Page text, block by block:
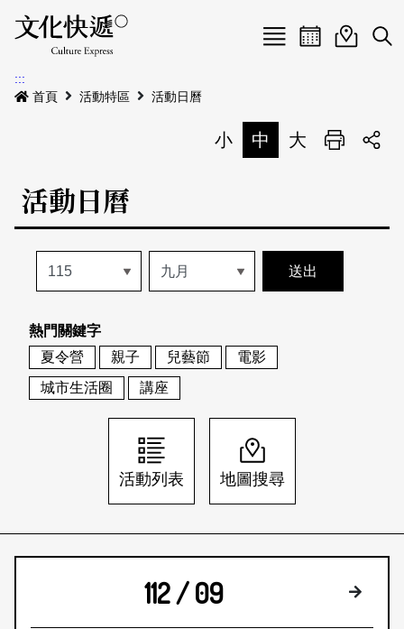
Menu
最新公告
本期專題
歷史專題
活動特區
活動列表
地圖搜尋
關於我們
關於我們
刊物索取地點
會員基本資料
刊登活動
網站導覽 English
日本語 登入/註冊
活動日曆活動地圖
展
:::
首頁
活動特區 活動日曆
小 中 大 列印
活動日曆
熱門關鍵字
夏令營
親子 兒藝節
電影
城市生活圈
講座
活動列表 地圖搜尋
112 / 09 下個月